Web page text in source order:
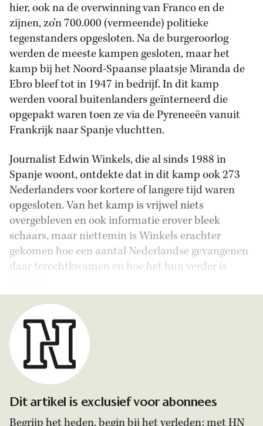
hier, ook na de overwinning van Franco en de
zijnen, zo’n 700.000 (vermeende) politieke
tegenstanders opgesloten. Na de burgeroorlog
werden de meeste kampen gesloten, maar het
kamp bij het Noord-Spaanse plaatsje Miranda de
Ebro bleef tot in 1947 in bedrijf. In dit kamp
werden vooral buitenlanders geïnterneerd die
opgepakt waren toen ze via de Pyreneeën vanuit
Frankrijk naar Spanje vluchtten.
Journalist Edwin Winkels, die al sinds 1988 in
Spanje woont, ontdekte dat in dit kamp ook 273
Nederlanders voor kortere of langere tijd waren
opgesloten. Van het kamp is vrijwel niets
overgebleven en ook informatie erover bleek
schaars, maar niettemin is Winkels erachter
gekomen hoe een aantal Nederlandse gevangenen
daar terechtkwamen en hoe het hun verder is
Dit artikel is exclusief voor abonnees